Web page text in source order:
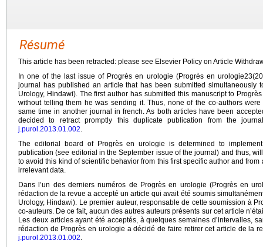
Résumé
This article has been retracted: please see Elsevier Policy on Article
In one of the last issue of Progrès en urologie (Progrès en
journal has published an article that has been submitted simultaneously
Urology, Hindawi). The first author has submitted this manuscript to
without telling them he was sending it. Thus, none of the co-authors
same time in another journal in french. As both articles have been
decided to retract promptly this duplicate publication from the
j.purol.2013.01.002
The editorial board of Progrès en urologie is determined to
publication (see editorial in the September issue of the journal) and thus,
to avoid this kind of scientific behavior from this first specific author and
irrelevant data.
Dans l’un des derniers numéros de Progrès en urologie (Progrès en
rédaction de la revue a accepté un article qui avait été soumis
Urology, Hindawi). Le premier auteur, responsable de cette soumission à
co-auteurs. De ce fait, aucun des autres auteurs présents sur cet article
Les deux articles ayant été acceptés, à quelques semaines d’intervalles,
rédaction de Progrès en urologie a décidé de faire retirer cet article de la
j.purol.2013.01.002